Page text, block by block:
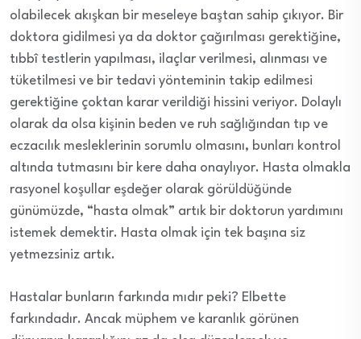
olabilecek akışkan bir meseleye baştan sahip çıkıyor. Bir
doktora gidilmesi ya da doktor çağırılması gerektiğine,
tıbbî testlerin yapılması, ilaçlar verilmesi, alınması ve
tüketilmesi ve bir tedavi yönteminin takip edilmesi
gerektiğine çoktan karar verildiği hissini veriyor. Dolaylı
olarak da olsa kişinin beden ve ruh sağlığından tıp ve
eczacılık mesleklerinin sorumlu olmasını, bunları kontrol
altında tutmasını bir kere daha onaylıyor. Hasta olmakla
rasyonel koşullar eşdeğer olarak görüldüğünde
günümüzde, “hasta olmak” artık bir doktorun yardımını
istemek demektir. Hasta olmak için tek başına siz
yetmezsiniz artık.
Hastalar bunların farkında mıdır peki? Elbette
farkındadır. Ancak müphem ve karanlık görünen